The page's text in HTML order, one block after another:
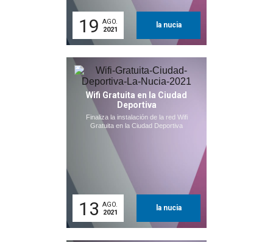
19 AGO.
2021
la nucia
Wifi Gratuita en la Ciudad
Deportiva
Finaliza la instalación de la red Wifi
Gratuita en la Ciudad Deportiva
13 AGO.
2021
la nucia